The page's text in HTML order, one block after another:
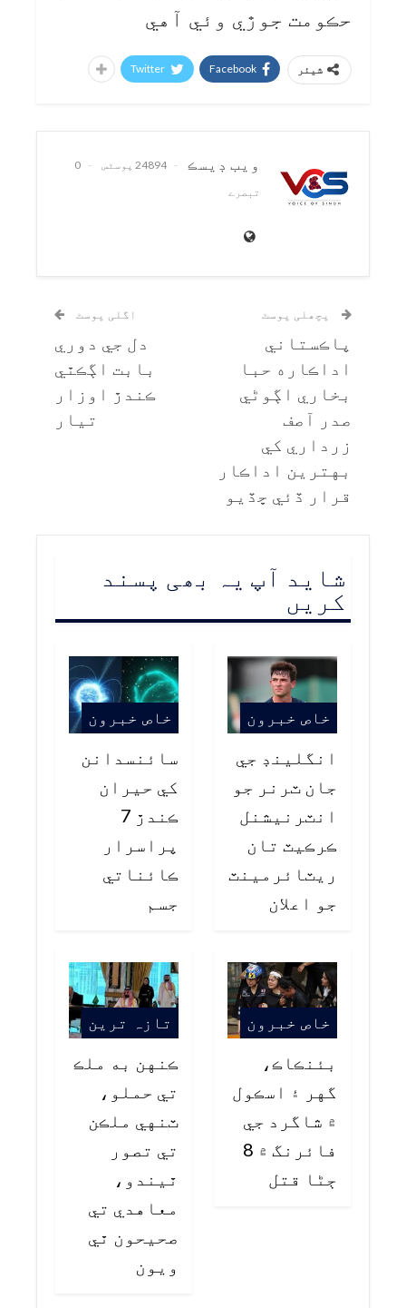
حڪومت جوڙي وئي آهي
شیئر Facebook
Twitter
ويب ڊيسڪ 24894 پوسٹس
0
تبصرے
پچھلی پوسٹ
پاڪستاني
اداڪاره حبا
بخاري اڳوڻي
صدر آصف
زرداري کي
بهترين اداڪار
قرار ڏئي ڇڏيو
اگلی پوسٹ
دل جي دوري
بابت اڳڪٿي
ڪندڙ اوزار
تيار
شاید آپ یہ بھی پسند
کریں
خاص خبرون
انگلينڊ جي
جان ٽرنر جو
انٽرنيشنل
ڪرڪيٽ تان
ريٽائرمينٽ
جو اعلان
خاص خبرون
سائنسدانن
کي حيران
ڪندڙ 7
پراسرار
ڪائناتي
جسم
خاص خبرون
بئنڪاڪ،
گهر ۽ اسڪول
۾ شاگرد جي
فائرنگ ۾ 8
ڄڻا قتل
تازہ ترین
ڪنهن به ملڪ
تي حملو،
ٽنهي ملڪن
تي تصور
ٿيندو،
معاهدي تي
صحيحون ٿي
ويون